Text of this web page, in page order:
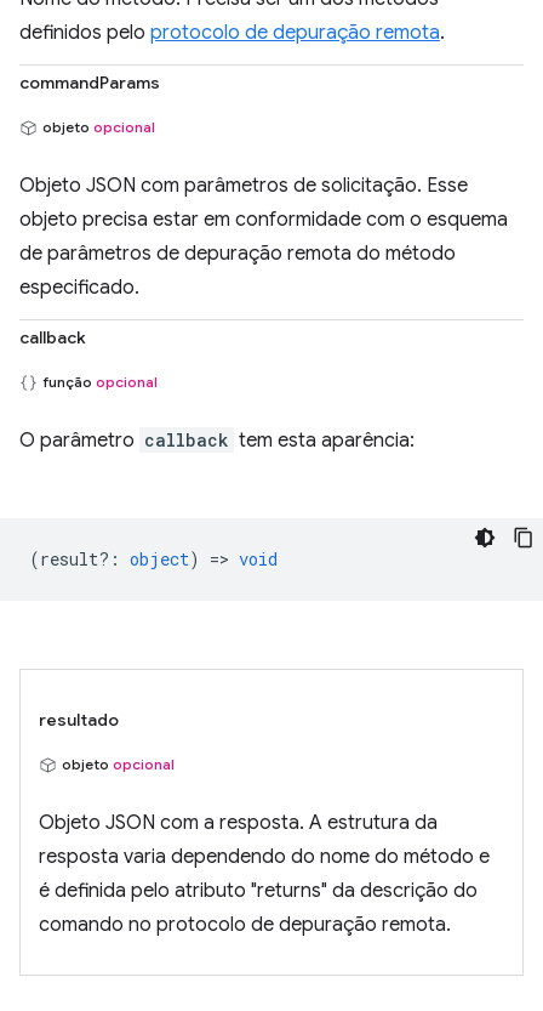
definidos pelo protocolo de depuração remota.
commandParams
objeto opcional
Objeto JSON com parâmetros de solicitação. Esse
objeto precisa estar em conformidade com o esquema
de parâmetros de depuração remota do método
especificado.
callback
função opcional
O parâmetro callback tem esta aparência:
(result? : object) => void
resultado
objeto opcional
Objeto JSON com a resposta. A estrutura da
resposta varia dependendo do nome do método e
é definida pelo atributo "returns" da descrição do
comando no protocolo de depuração remota.